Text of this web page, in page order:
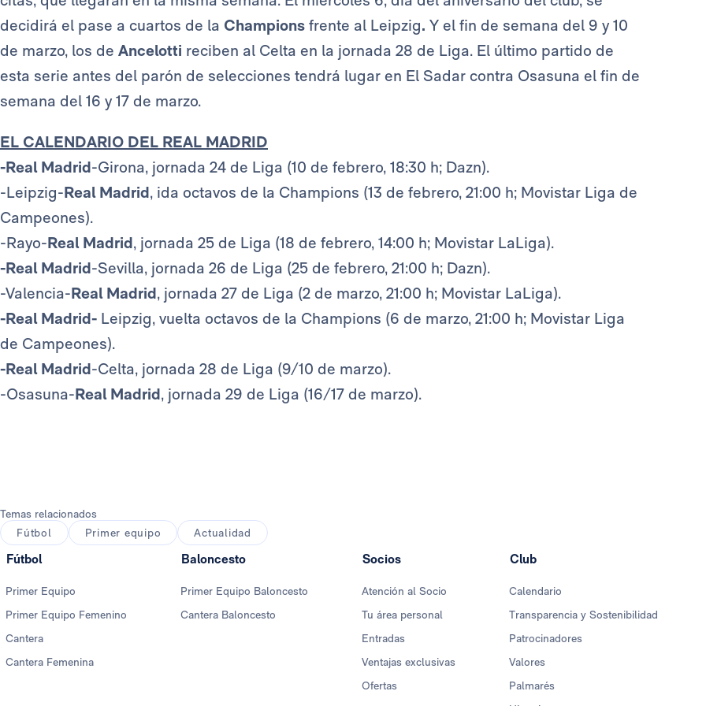
decidirá el pase a cuartos de la Champions frente al Leipzig. Y el fin de semana del 9 y 10
de marzo, los de Ancelotti reciben al Celta en la jornada 28 de Liga. El último partido de
esta serie antes del parón de selecciones tendrá lugar en El Sadar contra Osasuna el fin de
semana del 16 y 17 de marzo.
EL CALENDARIO DEL REAL MADRID
-Real Madrid-Girona, jornada 24 de Liga (10 de febrero, 18:30 h; Dazn).
-Leipzig-Real Madrid, ida octavos de la Champions (13 de febrero, 21:00 h; Movistar Liga de
Campeones).
-Rayo-Real Madrid, jornada 25 de Liga (18 de febrero, 14:00 h; Movistar LaLiga).
-Real Madrid-Sevilla, jornada 26 de Liga (25 de febrero, 21:00 h; Dazn).
-Valencia-Real Madrid, jornada 27 de Liga (2 de marzo, 21:00 h; Movistar LaLiga).
-Real Madrid- Leipzig, vuelta octavos de la Champions (6 de marzo, 21:00 h; Movistar Liga
de Campeones).
-Real Madrid-Celta, jornada 28 de Liga (9/10 de marzo).
-Osasuna-Real Madrid, jornada 29 de Liga (16/17 de marzo).
Temas relacionados
Fútbol
Primer equipo Actualidad
Fútbol
Primer Equipo
Primer Equipo Femenino
Cantera
Cantera Femenina
Baloncesto
Primer Equipo Baloncesto
Cantera Baloncesto
Socios
Atención al Socio
Tu área personal
Entradas
Ventajas exclusivas
Ofertas
Club
Calendario
Transparencia y Sostenibilidad
Patrocinadores
Valores
Palmarés